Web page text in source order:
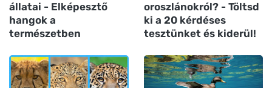
állatai - Elképesztő
hangok a
természetben
oroszlánokról? - Töltsd
ki a 20 kérdéses
tesztünket és kiderül!